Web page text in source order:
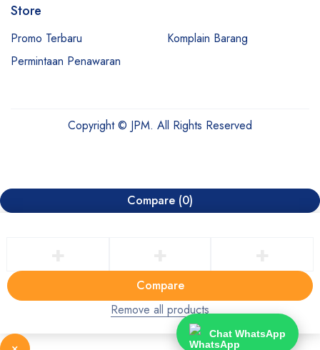
Store
Promo Terbaru
Komplain Barang
Permintaan Penawaran
Copyright © JPM. All Rights Reserved
Compare (0)
Compare
Remove all products
Chat WhatsApp